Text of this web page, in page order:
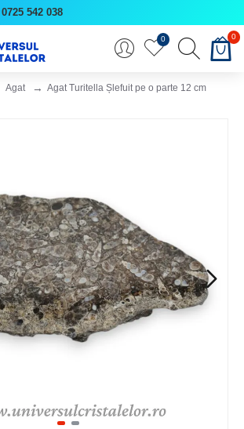
0725 542 038
0 0
Agat Agat Turitella Șlefuit pe o parte 12 cm